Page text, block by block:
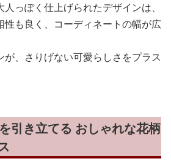
っぽく仕上げられたデザインは、
性も良く、コーディネートの幅が広
、さりげない可愛らしさをプラス
引き立てる おしゃれな花柄